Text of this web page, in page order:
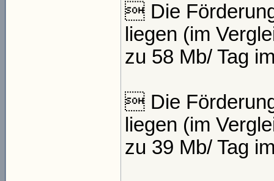
 Die
liegen (im
zu 58 Mb/ Tag
 Die
liegen (im
zu 39 Mb/ Tag